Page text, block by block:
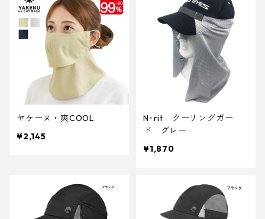
ヤケーヌ・爽COOL
¥2,145
N･rit クーリングガー
ド グレー
¥1,870